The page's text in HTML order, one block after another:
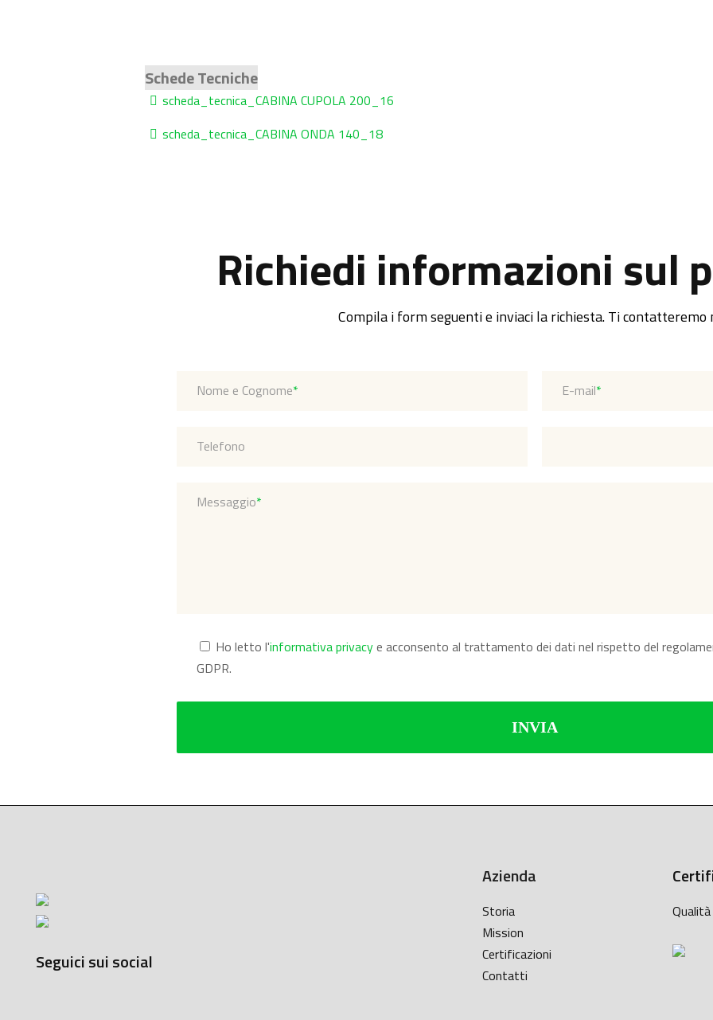
Schede Tecniche
scheda_tecnica_CABINA CUPOLA 200_16
scheda_tecnica_CABINA ONDA 140_18
Richiedi informazioni sul
Compila i form seguenti e inviaci la richiesta. Ti contatteremo
Nome e Cognome* E-mail*
Telefono
Messaggio*
Ho letto l'informativa privacye acconsento al trattamento dei dati nel rispetto del
GDPR.
Seguici sui social
Azienda
Storia
Mission
Certificazioni
Contatti